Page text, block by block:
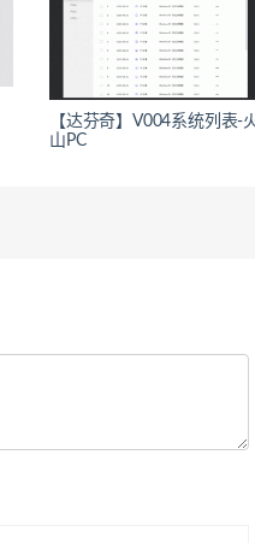
【达芬奇】V004系统列表-
山PC